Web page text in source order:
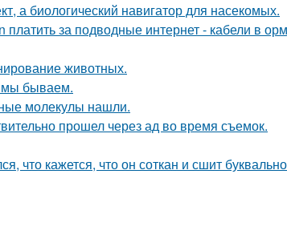
а биологический навигатор для насекомых.
за подводные интернет - кабели в
животных.
мы бываем.
молекулы нашли.
прошел через ад во время съемок.
что кажется, что он соткан и сшит